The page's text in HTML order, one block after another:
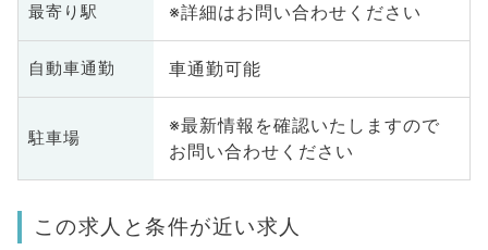
最寄り駅 ※詳細はお問い合わせください
自動車通勤 車通勤可能
駐車場
※最新情報を確認いたしますので
お問い合わせください
この求人と条件が近い求人